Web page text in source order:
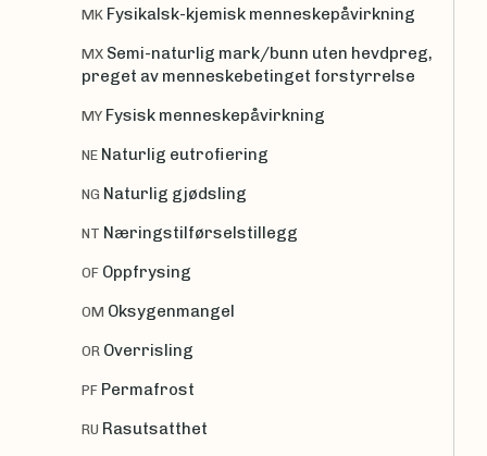
MK Fysikalsk-kjemisk menneskepåvirkning
MX Semi-naturlig mark/bunn uten hevdpreg,
preget av menneskebetinget forstyrrelse
MY Fysisk menneskepåvirkning
NE Naturlig eutrofiering
NG Naturlig gjødsling
NT Næringstilførselstillegg
OF Oppfrysing
OM Oksygenmangel
OR Overrisling
PF Permafrost
RU Rasutsatthet